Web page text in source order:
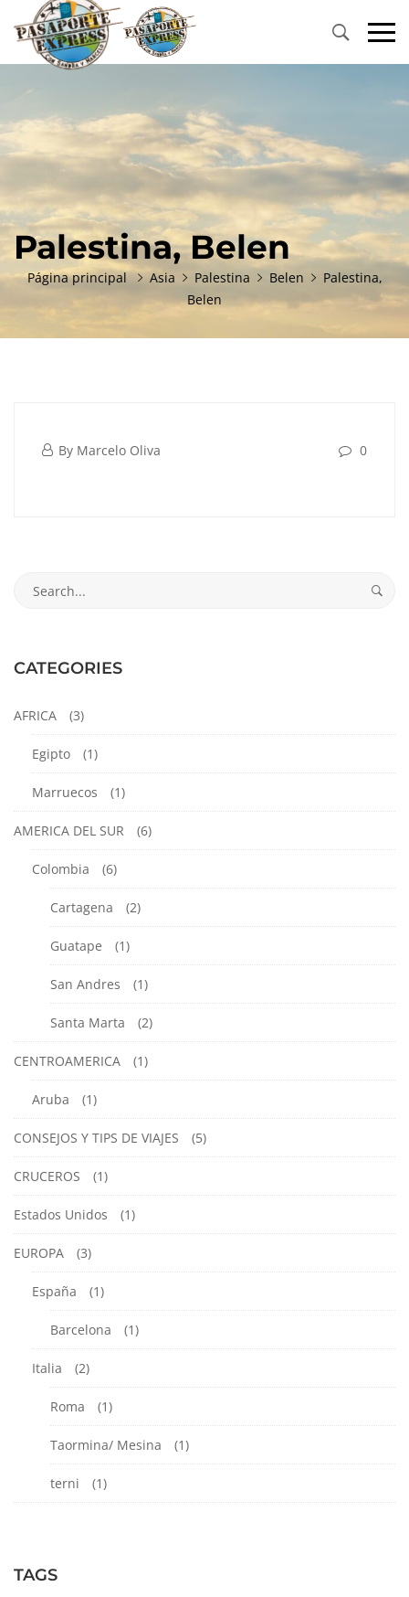
Menu
Palestina, Belen
Página principal Asia Palestina Belen
Palestina,
Belen
Belen
enero
By Marcelo Oliva 0
mayo
2024-
26T19:06:38-
05:00
CATEGORIES
AFRICA (3)
Egipto (1)
Marruecos (1)
AMERICA DEL SUR (6)
Colombia (6)
Cartagena (2)
Guatape (1)
San Andres (1)
Santa Marta (2)
CENTROAMERICA (1)
Aruba (1)
CONSEJOS Y TIPS DE VIAJES (5)
CRUCEROS (1)
Estados Unidos (1)
EUROPA (3)
España (1)
Barcelona (1)
Italia (2)
Roma (1)
Taormina/ Mesina (1)
terni (1)
TAGS